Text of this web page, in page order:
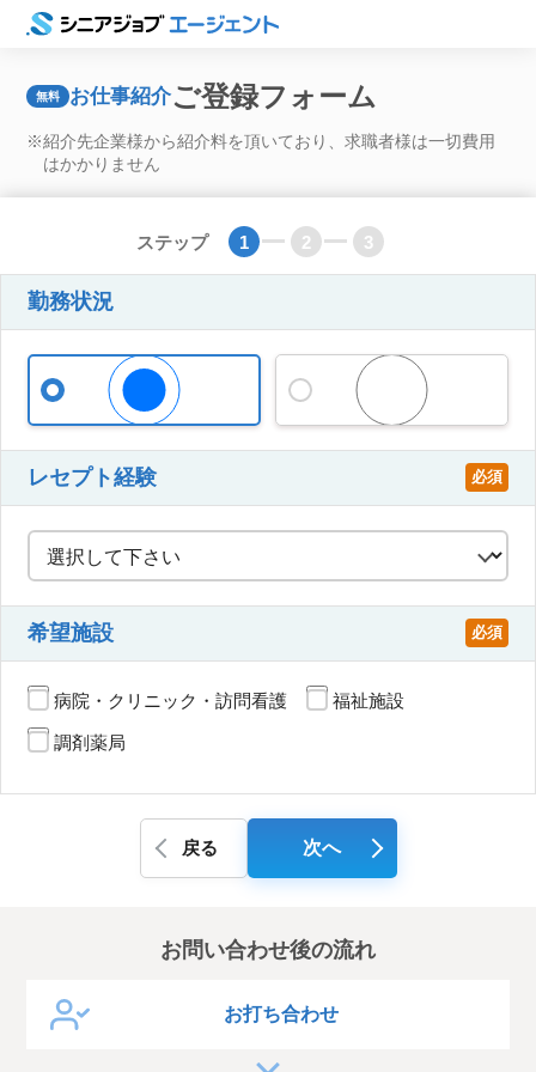
無料 お仕事紹介ご登録フォーム
※紹介先企業様から紹介料を頂いており、求職者様は一切費用
はかかりません
ステップ 1 2 3
勤務状況
在職中 離職中
レセプト経験 必須
希望施設 必須
病院・クリニック・訪問看護 福祉施設
調剤薬局
戻る 次へ
お問い合わせ後の流れ
お打ち合わせ